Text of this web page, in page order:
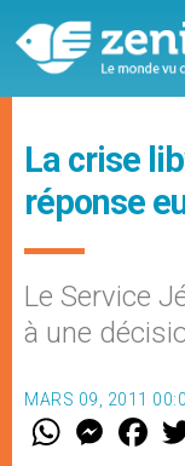
La crise
réponse
Le Service
à une
MARS 09, 2011
W M
e
F
a